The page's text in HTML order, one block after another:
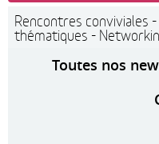
Rencontres conviviales
thématiques -
Toutes nos